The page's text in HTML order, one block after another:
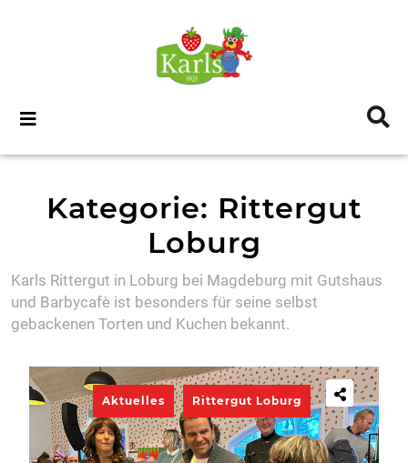
NEUES VON ROBERT
AKTUELLES
Erlebnis-Dorf
Rövershagen
Erlebnis-Dorf Elstal
Erlebnis-Dorf Loxstedt
Erlebnis-Dorf Döbeln
Karls Wernigerode
FREIZEIT
Veranstaltungen
Kategorie: Rittergut
Loburg
Karls Rittergut in Loburg bei Magdeburg mit Gutshaus
und Barbycafè ist besonders für seine selbst
gebackenen Torten und Kuchen bekannt.
Aktuelles Rittergut Loburg